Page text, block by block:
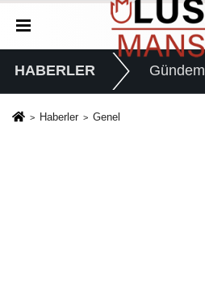
HABERLER Gündem
Haberler Genel